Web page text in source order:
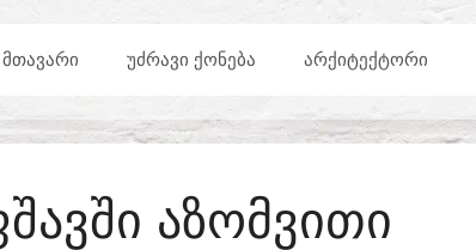
ᲛᲗᲐᲕᲐᲠᲘ ᲣᲫᲠᲐᲕᲘ ᲥᲝᲜᲔᲑᲐ ᲐᲠᲥᲘᲢᲔᲥᲢᲝᲠᲘ
ᲐᲖᲝᲛᲕᲘᲗᲘ